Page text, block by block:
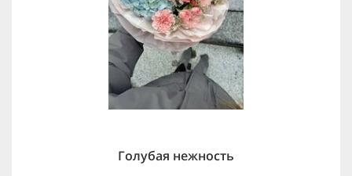
Голубая нежность